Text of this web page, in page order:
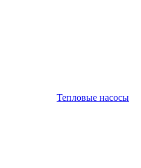
Тепловые насосы